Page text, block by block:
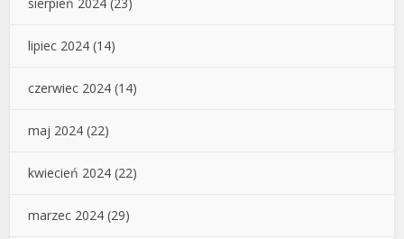
lipiec 2024 (14)
czerwiec 2024 (14)
maj 2024 (22)
kwiecień 2024 (22)
marzec 2024 (29)